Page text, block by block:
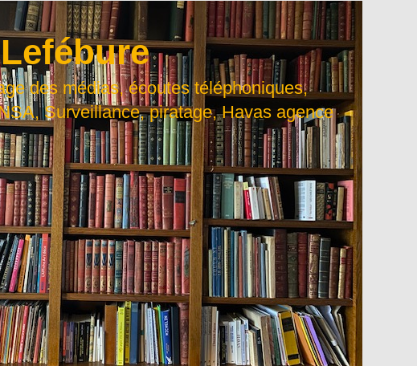
des médias, écoutes téléphoniques,
Surveillance, piratage, Havas agence